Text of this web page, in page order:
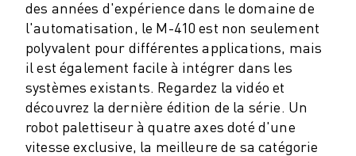
TOUTES LES INDUSTRIES
AÉROSPATIALE
AUTOMOBILE
VÉHICULES ÉLECTRIQUES
ÉLECTRONIQUE
ALIMENTATION ET BOISSONS
MÉDICAL
des années d'expérience dans le domaine de
l'automatisation, le M-410 est non seulement
polyvalent pour différentes applications, mais
il est également facile à intégrer dans les
systèmes existants. Regardez la vidéo et
découvrez la dernière édition de la série. Un
robot palettiseur à quatre axes doté d'une
vitesse exclusive, la meilleure de sa catégorie